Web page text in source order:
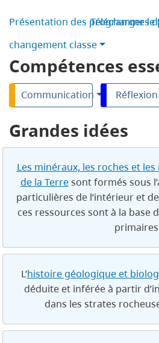
Télécharger
Présentation des programmes
changement classe
Compétences
Communication Réflexion
Grandes idées
Les minéraux, les roches et
de la Terresont formés sous
particulières de l’intérieur et
ces ressources sont à la base
L’histoire géologique et
déduite et inférée à partir
dans les strates